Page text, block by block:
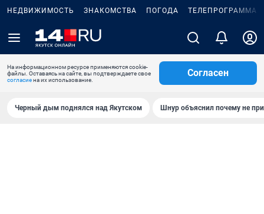
НЕДВИЖИМОСТЬ ЗНАКОМСТВА ПОГОДА ТЕЛЕПРОГРАММА
На информационном ресурсе применяются cookie-
файлы. Оставаясь на сайте, вы подтверждаете свое
согласиена их использование.
Согласен
Черный дым поднялся над Якутском Шнур объяснил почему не